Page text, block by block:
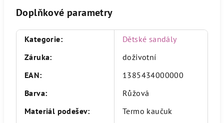
Doplňkové parametry
Kategorie:
Dětské sandály
Záruka:
doživotní
EAN:
1385434000000
Barva:
Růžová
Materiál podešev:
Termo kaučuk